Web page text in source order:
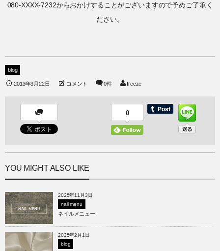
080-XXXX-7232からおかけすることがございますので予めご了承く
ださい。
blog
2013年3月22日 コメント 0件 freeze
0
YOU MIGHT ALSO LIKE
2025年11月3日
nail menu
ネイルメニュー
2025年2月1日
blog